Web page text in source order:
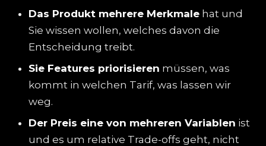
Das Produkt mehrere Merkmale hat und
Sie wissen wollen, welches davon die
Entscheidung treibt.
Sie Features priorisieren müssen, was
kommt in welchen Tarif, was lassen wir
weg.
Der Preis eine von mehreren Variablen ist
und es um relative Trade-offs geht, nicht